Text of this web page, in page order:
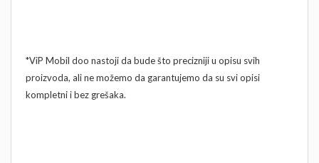
*ViP Mobil doo nastoji da bude što precizniji u opisu svih
proizvoda, ali ne možemo da garantujemo da su svi opisi
kompletni i bez grešaka.